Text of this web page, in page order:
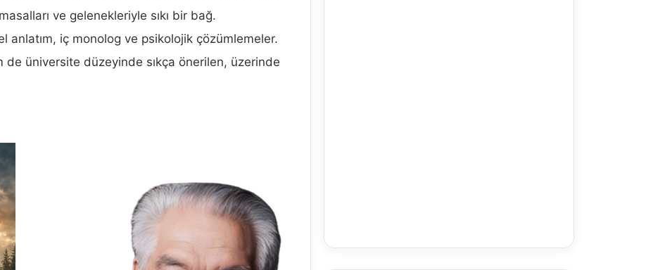
ve gelenekleriyle sıkı bir bağ.
anlatım, iç monolog ve psikolojik çözümlemeler.
de üniversite düzeyinde sıkça önerilen, üzerinde